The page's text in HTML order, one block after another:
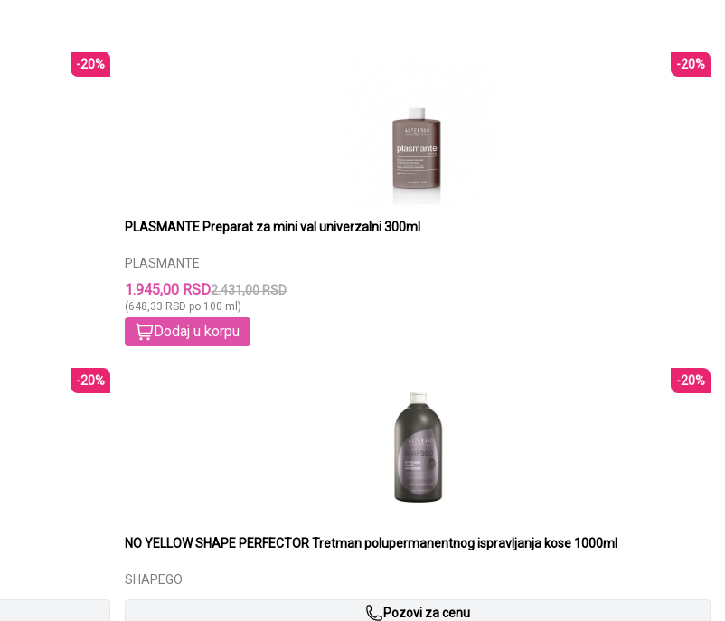
-20% -20%
PLASMANTE Preparat za mini val univerzalni 300ml
PLASMANTE
1.945,00 RSD2.431,00 RSD
(648,33 RSD po 100 ml)
Dodaj u korpu
-20% -20%
NO YELLOW SHAPE PERFECTOR Tretman polupermanentnog ispravljanja kose 1000ml
SHAPEGO
Pozovi za cenu